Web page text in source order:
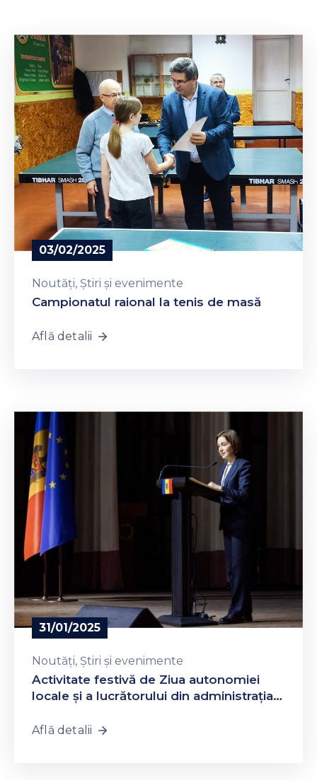
03/02/2025
Noutăți‚ Știri și evenimente
Campionatul raional la tenis de masă
Află detalii
31/01/2025
Noutăți‚ Știri și evenimente
Activitate festivă de Ziua autonomiei
locale și a lucrătorului din administrația
Află detalii